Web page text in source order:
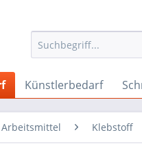
Künstlerbedarf
Arbeitsmittel Klebstoff